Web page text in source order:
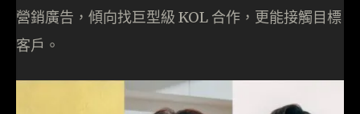
營銷廣告，傾向找巨型級 KOL 合作，更能接觸目標
客戶。